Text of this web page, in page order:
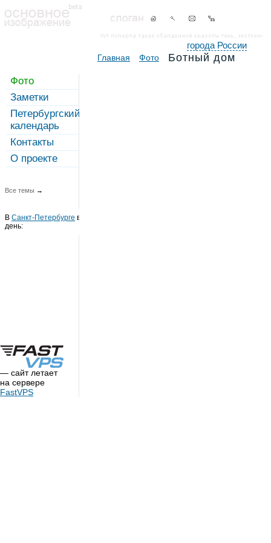
города России
Фото
Заметки
Петербургский
календарь
Контакты
О проекте
Все темы →
В Санкт-Петербурге в этот
день:
— сайт летает
на сервере
FastVPS
Главная Фото Ботный дом